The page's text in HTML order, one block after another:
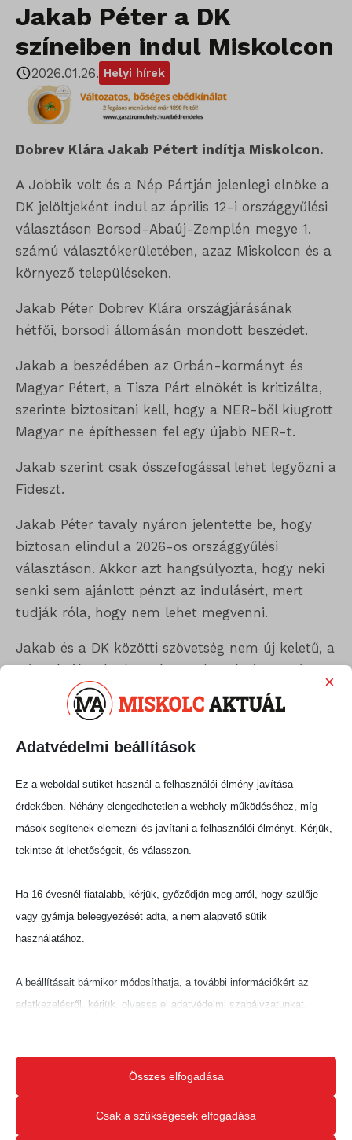
Jakab Péter a DK
színeiben indul Miskolcon
2026.01.26. Helyi hírek
Dobrev Klára Jakab Pétert indítja Miskolcon.
A Jobbik volt és a Nép Pártján jelenlegi elnöke a
DK jelöltjeként indul az április 12-i országgyűlési
választáson Borsod-Abaúj-Zemplén megye 1.
számú választókerületében, azaz Miskolcon és a
környező településeken.
Jakab Péter Dobrev Klára országjárásának
hétfői, borsodi állomásán mondott beszédet.
Jakab a beszédében az Orbán-kormányt és
Magyar Pétert, a Tisza Párt elnökét is kritizálta,
szerinte biztosítani kell, hogy a NER-ből kiugrott
Magyar ne építhessen fel egy újabb NER-t.
Jakab szerint csak összefogással lehet legyőzni a
Fideszt.
Jakab Péter tavaly nyáron jelentette be, hogy
biztosan elindul a 2026-os országgyűlési
választáson. Akkor azt hangsúlyozta, hogy neki
senki sem ajánlott pénzt az indulásért, mert
tudják róla, hogy nem lehet megvenni.
Jakab és a DK közötti szövetség nem új keletű, a
Nép Pártján elnöke már tavaly március 15-én
együtt vonult a DK-sokkal Budapesten.
Adatvédelmi beállítások
×
Ez a weboldal sütiket használ a felhasználói élmény javítása
érdekében. Néhány elengedhetetlen a webhely működéséhez, míg
mások segítenek elemezni és javítani a felhasználói élményt. Kérjük,
tekintse át lehetőségeit, és válasszon.
Ha 16 évesnél fiatalabb, kérjük, győződjön meg arról, hogy szülője
vagy gyámja beleegyezését adta, a nem alapvető sütik
használatához.
A beállításait bármikor módosíthatja, a további információkért az
adatkezelésről, kérjük, olvassa el adatvédelmi szabályzatunkat.
Ne feledje, hogy ha bizonyos típusú sütik, vagy szolgáltatások
letiltása mellett dönt, az befolyásolhatja a webhely által nyújtott
élményét és az általunk kínált szolgáltatásokat.
Összes elfogadása
Csak a szükségesek elfogadása